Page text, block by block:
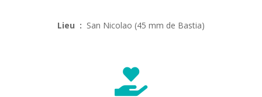
Lieu : San Nicolao (45 mm de Bastia)
